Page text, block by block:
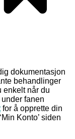
dokumentasjon
behandlinger
enkelt når du
fanen
for å opprette din
Konto’ siden